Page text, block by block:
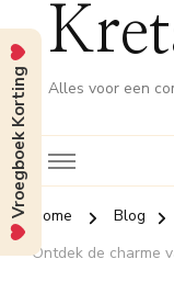
Alles voor een
Home Blog
Ontdek de charme
Vroegboek Korting